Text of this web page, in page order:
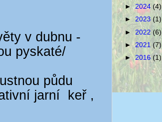
v dubnu -
pyskaté/
půdu
jarní keř ,
►2024 (4)
► 2023 (1)
►2022 (6)
►2021 (7)
► 2016 (1)